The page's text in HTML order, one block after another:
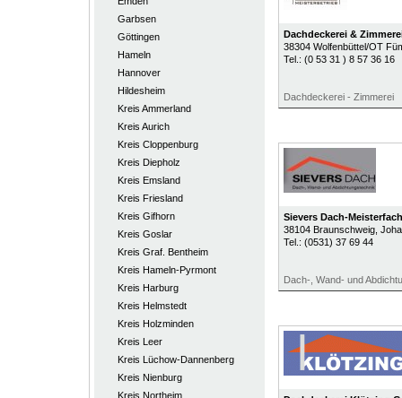
Garbsen
Göttingen
Hameln
Hannover
Hildesheim
Kreis Ammerland
Kreis Aurich
Kreis Cloppenburg
Kreis Diepholz
Kreis Emsland
Kreis Friesland
Kreis Gifhorn
Kreis Goslar
Kreis Graf. Bentheim
Kreis Hameln-Pyrmont
Kreis Harburg
Kreis Helmstedt
Kreis Holzminden
Kreis Leer
Kreis Lüchow-Dannenberg
Kreis Nienburg
Kreis Northeim
Dachdeckerei &
38304 Wolfenbüttel/OT
Tel.: (0 53 31 ) 8 57 36 16
Dachdeckerei - Zimmerei
Sievers Dach-
38104 Braunschweig,
Tel.: (0531) 37 69 44
Dach-, Wand- und